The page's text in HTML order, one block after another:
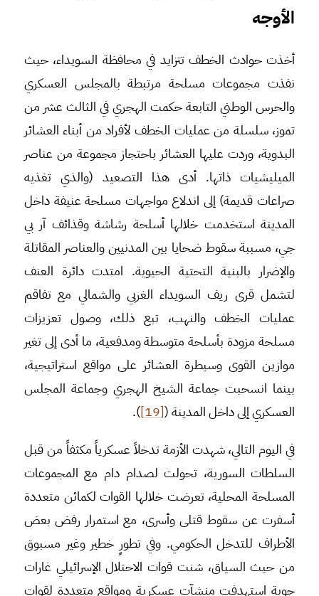
الأوجه
أخذت حوادث الخطف تتزايد في محافظة السويداء، حيث
نفذت مجموعات مسلحة مرتبطة بالمجلس العسكري
والحرس الوطني التابعة حكمت الهجري في الثالث عشر من
تموز، سلسلة من عمليات الخطف لأفراد من أبناء العشائر
البدوية، وردت عليها العشائر باحتجاز مجموعة من عناصر
الميليشيات ذاتها. أدى هذا التصعيد (والذي تغذيه
صراعات قديمة) إلى اندلاع مواجهات مسلحة عنيفة داخل
المدينة استخدمت خلالها أسلحة رشاشة وقذائف آر بي
جي، مسببة سقوط ضحايا بين المدنيين والعناصر المقاتلة
والإضرار بالبنية التحتية الحيوية. امتدت دائرة العنف
لتشمل قرى ريف السويداء الغربي والشمالي مع تفاقم
عمليات الخطف والنهب، تبع ذلك، وصول تعزيزات
مسلحة مزودة بأسلحة متوسطة ومدفعية، ما أدى إلى تغير
موازين القوى وسيطرة العشائر على مواقع استراتيجية،
بينما انسحبت جماعة الشيخ الهجري وجماعة المجلس
العسكري إلى داخل المدينة ([19]
).
في اليوم التالي، شهدت الأزمة تدخلاً عسكرياً مكثفاً من قبل
السلطات السورية، تحولت لصدام دام مع المجموعات
المسلحة المحلية، تعرضت خلالها القوات لكمائن متعددة
أسفرت عن سقوط قتلى وأسرى، مع استمرار رفض بعض
الأطراف للتدخل الحكومي. وفي تطورٍ خطير وغير مسبوق
من حيث السياق، شنت قوات الاحتلال الإسرائيلي غارات
جوية استهدفت منشآت عسكرية ومواقع متعددة لقوات